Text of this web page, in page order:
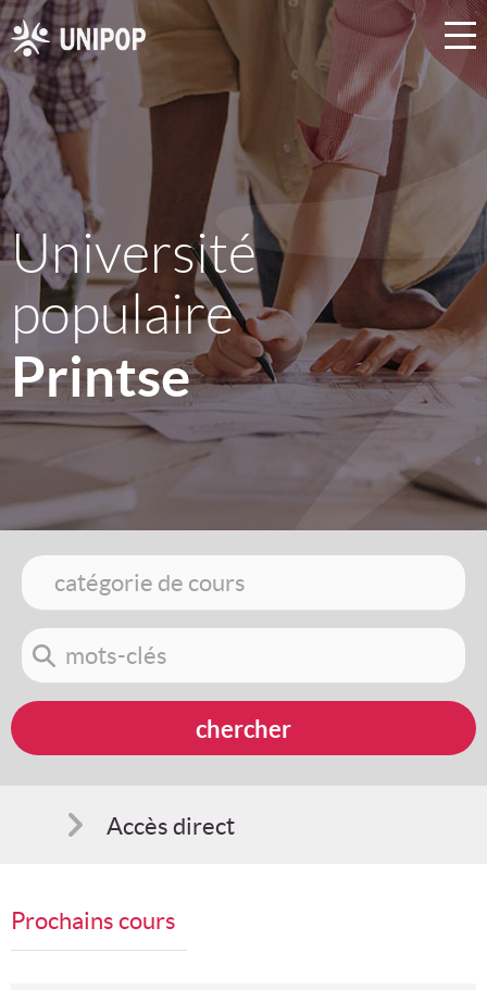
Université
populaire
Printse
Accès direct
Suggestions
Prochains cours